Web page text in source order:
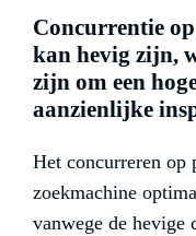
Concurrentie
kan hevig zijn,
zijn om een
aanzienlijke
Het concurreren op
zoekmachine
vanwege de hevige